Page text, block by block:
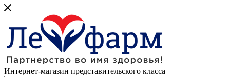
Интернет-магазин представительского класса